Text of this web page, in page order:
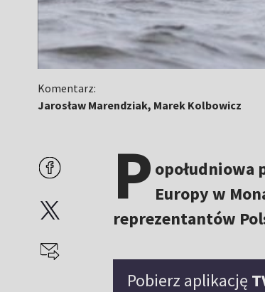
Komentarz:
Jarosław Marendziak, Marek Kolbowicz
P opołudniowa
Europy w
reprezentantów
Pobierz aplikację